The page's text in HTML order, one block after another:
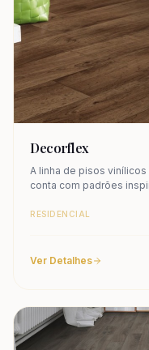
Decorflex
A linha de pisos
conta com padrões
linha Decorflex®, você
RESIDENCIAL
Ver Detalhes